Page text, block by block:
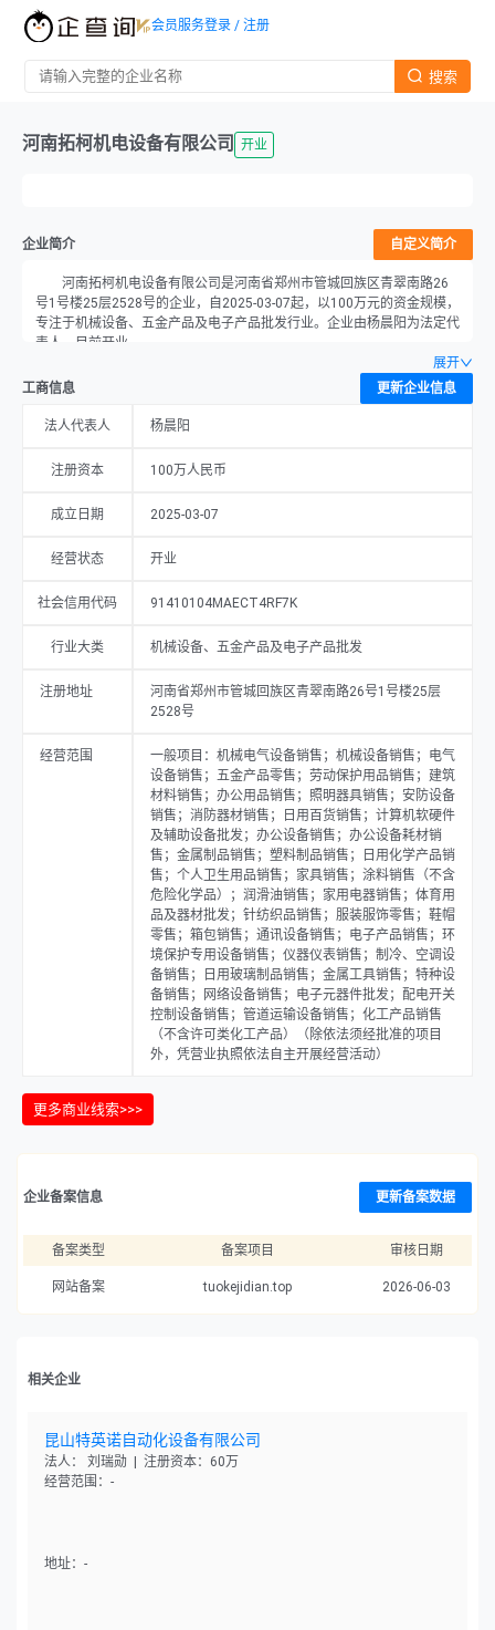
搜索
会员服务登录 / 注册
河南拓柯机电设备有限公司 开业
企业简介 自定义简介
河南拓柯机电设备有限公司是河南省郑州市管城回族区青翠南路26
号1号楼25层2528号的企业，自2025-03-07起，以100万元的资金规模，
专注于机械设备、五金产品及电子产品批发行业。企业由杨晨阳为法定代
表人，目前开业。
展开
工商信息
更新企业信息
法人代表人 杨晨阳
注册资本 100万人民币
成立日期 2025-03-07
经营状态 开业
社会信用代码 91410104MAECT4RF7K
行业大类 机械设备、五金产品及电子产品批发
注册地址
河南省郑州市管城回族区青翠南路26号1号楼25层
2528号
经营范围
一般项目：机械电气设备销售；机械设备销售；电气
设备销售；五金产品零售；劳动保护用品销售；建筑
材料销售；办公用品销售；照明器具销售；安防设备
销售；消防器材销售；日用百货销售；计算机软硬件
及辅助设备批发；办公设备销售；办公设备耗材销
售；金属制品销售；塑料制品销售；日用化学产品销
售；个人卫生用品销售；家具销售；涂料销售（不含
危险化学品）；润滑油销售；家用电器销售；体育用
品及器材批发；针纺织品销售；服装服饰零售；鞋帽
零售；箱包销售；通讯设备销售；电子产品销售；环
境保护专用设备销售；仪器仪表销售；制冷、空调设
备销售；日用玻璃制品销售；金属工具销售；特种设
备销售；网络设备销售；电子元器件批发；配电开关
控制设备销售；管道运输设备销售；化工产品销售
（不含许可类化工产品）（除依法须经批准的项目
外，凭营业执照依法自主开展经营活动）
更多商业线索>>>
企业备案信息 更新备案数据
备案类型 备案项目 审核日期
网站备案 tuokejidian.top 2026-06-03
相关企业
昆山特英诺自动化设备有限公司
法人： 刘瑞勋 | 注册资本：60万
经营范围：-
地址：-